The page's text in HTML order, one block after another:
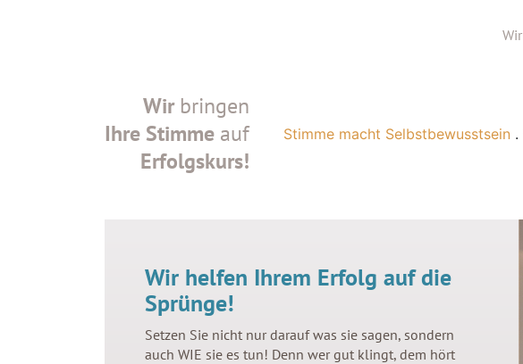
Wir
Wirbringen
Ihre Stimme auf
Erfolgskurs!
Stimme macht Selbstbewusstsein .
Wir helfen Ihrem Erfolg auf die
Sprünge!
Setzen Sie nicht nur darauf was sie sagen, sondern
auch WIE sie es tun! Denn wer gut klingt, dem hört